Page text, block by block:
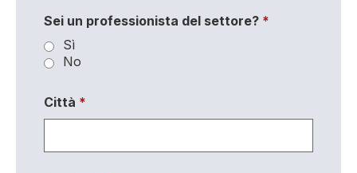
Sei un professionista del settore? *
Sì
No
Città *